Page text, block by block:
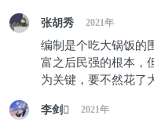
后，江苏省卫生厅专
论是老百姓的医疗
[3]。
从人均年卫生支出占
张胡秀 2021年
编制是个吃大锅饭的
富之后民强的根本，
为关键，要不然花了
李剑 2021年